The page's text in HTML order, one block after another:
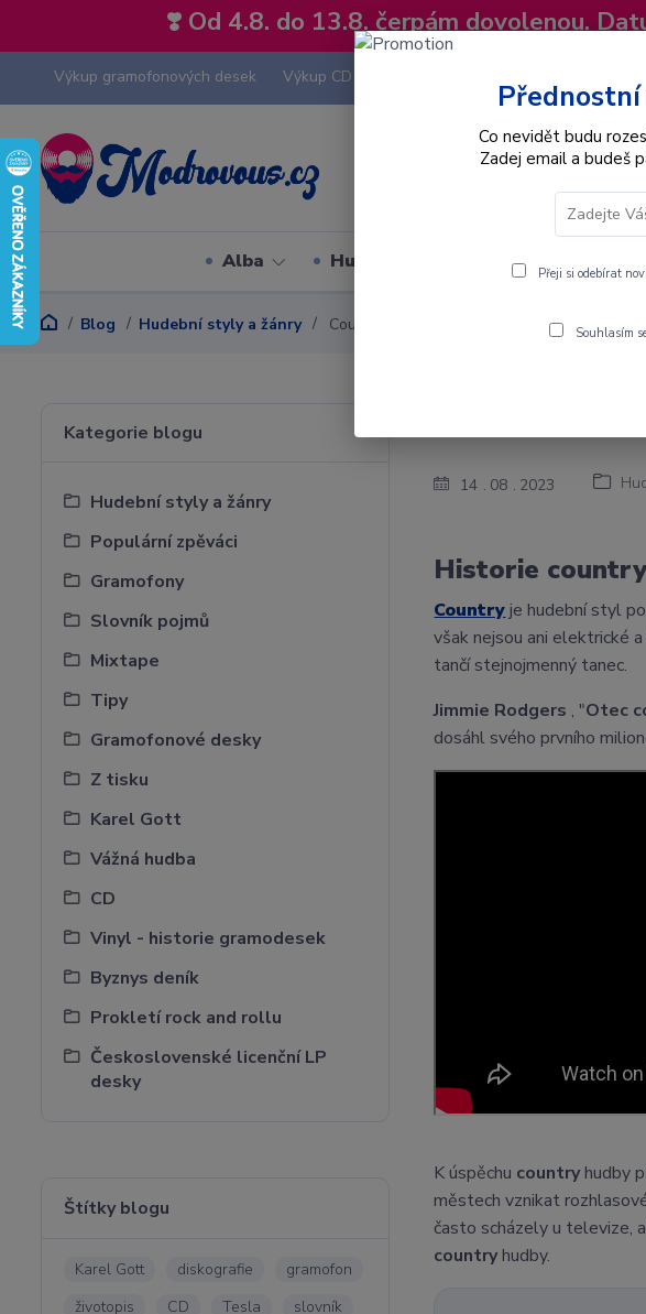
❣️ Od 4.8. do 13.8. čerpám dovolenou.
Výkup gramofonových desek Výkup CD
Alba Hudební styly Interpret
Blog Hudební styly a žánry Country - hudební styl
Kategorie blogu
Hudební styly a žánry
Populární zpěváci
Gramofony
Slovník pojmů
Mixtape
Tipy
Gramofonové desky
Z tisku
Karel Gott
Vážná hudba
CD
Vinyl - historie gramodesek
Byznys deník
Prokletí rock and rollu
Československé licenční LP
desky
Štítky blogu
Karel Gott diskografie
gramofon
životopis
CD Tesla
slovník
14 08 2023
Country -
Historie
Countryje hudební styl
však nejsou ani elektrické
tančí stejnojmenný tanec.
Jimmie Rodgers , "Otec
dosáhl svého prvního
K úspěchu countryhudby
městech vznikat
často scházely u televize,
countryhudby.
Co nevidět budu
Zadej email a budeš
Přeji si odebírat
Souhlasím